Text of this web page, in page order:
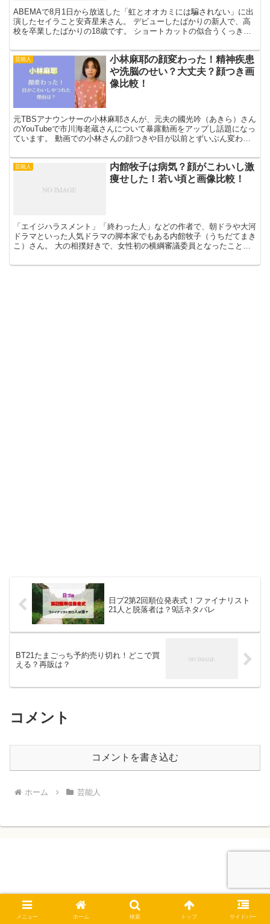
ABEMAで8月1日から放送した「虹とオオカミには騙されない」に出
演したセイラこと安斉星来さん。 デビューしたばかりの新人で、高
校を卒業したばかりの18歳です。 ショートカットの似合うくっきり
芸能人
小林麻耶の顔変わった！精神疾患
や洗脳のせい？大丈夫？顔つき画
像比較！
元TBSアナウンサーの小林麻耶さんが、元夫の國光吟（あきら）さん
のYouTubeで市川海老蔵さんについて暴露動画をアップし話題になっ
ています。 動画での小林さんの顔つきや目が以前とずいぶん変わっ
芸能人
内館牧子は病気？顔がこわいし激
痩せした！若い頃と画像比較！
「エイジハラスメント」「終わった人」などの作者で、朝ドラや大河
ドラマといった人気ドラマの脚本家でもある内館牧子（うちだてまき
こ）さん。 大の相撲好きで、女性初の横綱審議委員となったことで
日プ2第2回順位発表式！ファイナリスト
21人と脱落者は？9話ネタバレ
BT21たまごっち予約売り切れ！どこで買
える？再販は？
コメント
コメントを書き込む
ホーム 芸能人
Copyright © 2020 はっちちゃんねる All Rights Reserved.
メニュー ホーム 検索 トップ サイドバー